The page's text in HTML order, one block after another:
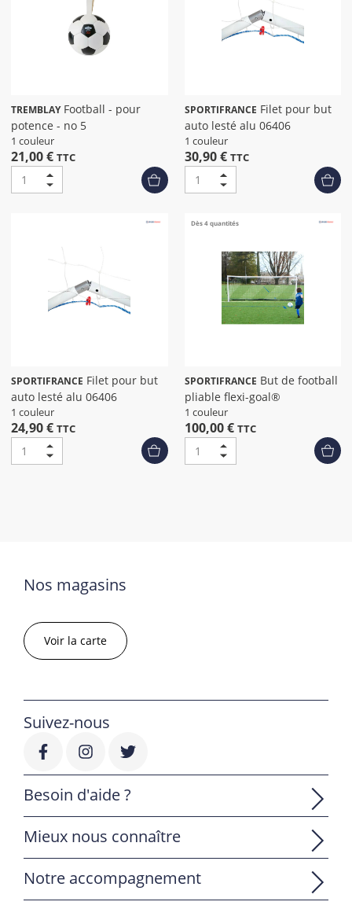
TREMBLAYFootball - pour
potence - no 5
1 couleur
21,00 € TTC
SPORTIFRANCE
auto lesté alu 06406
1 couleur
30,90 € TTC
SPORTIFRANCE
auto lesté alu 06406
1 couleur
24,90 € TTC
Dès 4 quantités
SPORTIFRANCE
pliable flexi-goal®
1 couleur
100,00 € TTC
Nos magasins
Voir la carte
Suivez-nous
Besoin d'aide ?
Mieux nous connaître
Notre accompagnement